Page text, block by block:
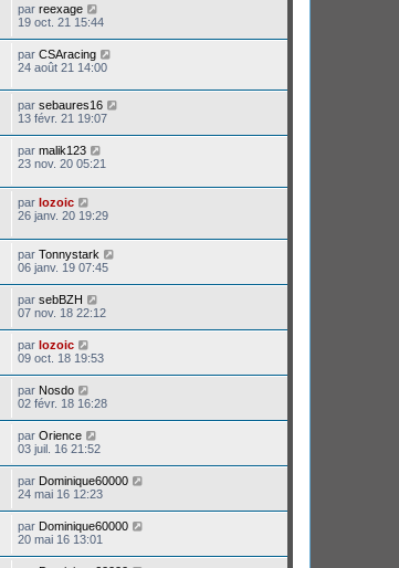
par reexage
19 oct. 21 15:44
par CSAracing
24 août 21 14:00
par sebaures16
13 févr. 21 19:07
par malik123
23 nov. 20 05:21
par lozoic
26 janv. 20 19:29
par Tonnystark
06 janv. 19 07:45
par sebBZH
07 nov. 18 22:12
par lozoic
09 oct. 18 19:53
par Nosdo
02 févr. 18 16:28
par Orience
03 juil. 16 21:52
par Dominique60000
24 mai 16 12:23
par Dominique60000
20 mai 16 13:01